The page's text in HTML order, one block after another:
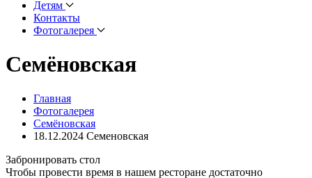
Детям
Контакты
Фотогалерея
Семёновская
Главная
Фотогалерея
Семёновская
18.12.2024 Семеновская
Забронировать стол
Чтобы провести время в нашем ресторане достаточно